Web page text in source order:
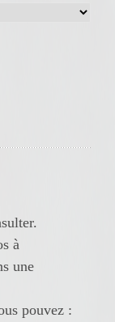
à
une
pouvez :